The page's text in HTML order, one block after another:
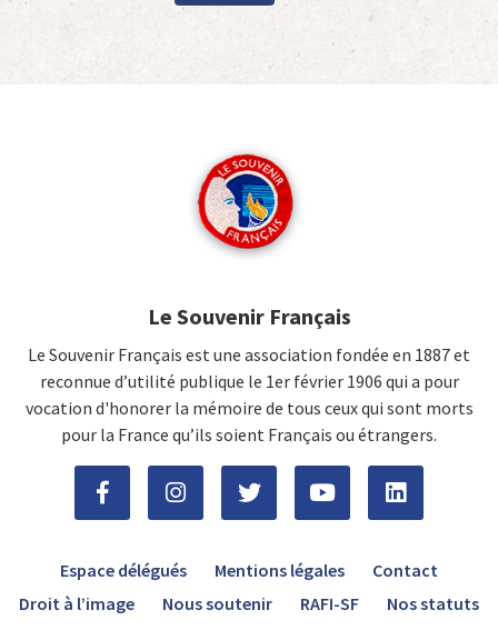
Le Souvenir Français
Le Souvenir Français est une association fondée en 1887 et
reconnue d’utilité publique le 1er février 1906 qui a pour
vocation d'honorer la mémoire de tous ceux qui sont morts
pour la France qu’ils soient Français ou étrangers.
Espace délégués Mentions légales
Contact
Droit à l’image
Nous soutenir RAFI-SF Nos statuts